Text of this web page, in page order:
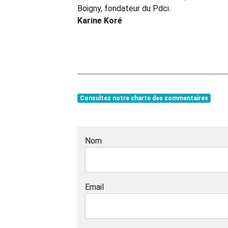
Boigny, fondateur du Pdci.
Karine Koré
Consultez notre charte des commentaires
Nom
Email